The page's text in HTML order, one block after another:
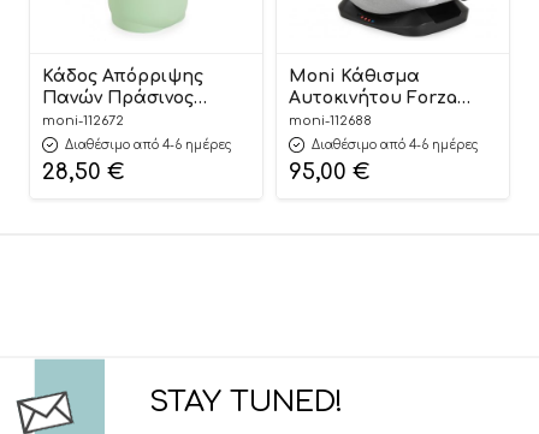
Κάδος Απόρριψης
Πανών Πράσινος
Nubbi Green Hygiene
Basket 3800146273279 –
Cangaroo
moni-112672
Διαθέσιμο από 4-6 ημέρες
28,50 €
Moni Κάθισμα
Αυτοκινήτου Forza
Dark Grey 40-150cm
3801005153725
moni-112688
Διαθέσιμο από 4-6 ημέρες
95,00 €
STAY TUNED!